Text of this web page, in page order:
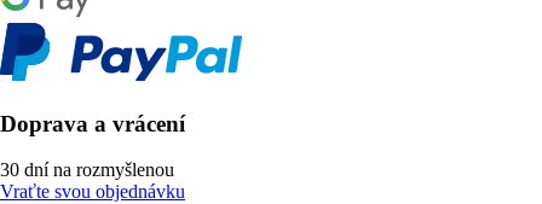
Doprava a vrácení
30 dní na rozmyšlenou
Vraťte svou objednávku